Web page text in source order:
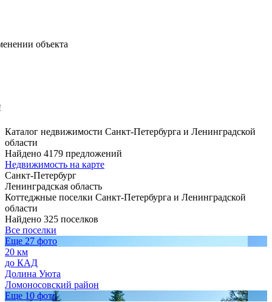
объекта
Каталог недвижимости Санкт-Петербурга и Ленинградской
области
Найдено 4179 предложений
Недвижимость на карте
Санкт-Петербург
Ленинградская область
Коттеджные поселки Санкт-Петербурга и Ленинградской
области
Найдено 325 поселков
Все поселки
Еще 27 фото
20 км
до КАД
Долина Уюта
Ломоносовский район
Еще 10 фото